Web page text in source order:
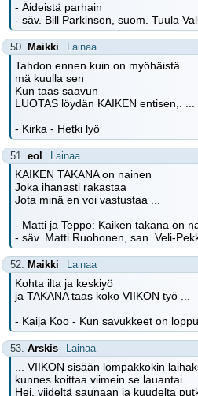
- Äideistä parhain
- säv. Bill Parkinson, suom. Tuula
50. Maikki Lainaa
Tahdon ennen kuin on myöhäistä
mä kuulla sen
Kun taas saavun
LUOTAS löydän KAIKEN entisen,. ...
- Kirka - Hetki lyö
51. eol Lainaa
KAIKEN TAKANA on nainen
Joka ihanasti rakastaa
Jota minä en voi vastustaa ...
- Matti ja Teppo: Kaiken takana on
- säv. Matti Ruohonen, san. Veli-
52. Maikki Lainaa
Kohta ilta ja keskiyö
ja TAKANA taas koko VIIKON työ ...
- Kaija Koo - Kun savukkeet on
53. Arskis Lainaa
... VIIKON sisään lompakkokin
kunnes koittaa viimein se lauantai.
Hei, viideltä saunaan ja kuudelta